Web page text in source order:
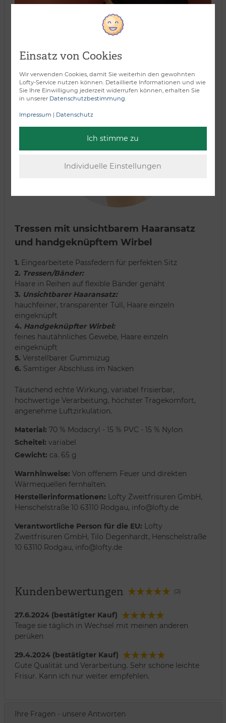
Tressen mit unsichtbarem Haaransatz
und handgeknüpftem Wirbel
1. Eingearbeitete Passfedern für perfekten Sitz
2. Tressen/Bänder:
Haare in Reihen auf flexible Bänder genäht
3. Unsichtbarer Haaransatz:
hauchfeiner, transparenter Tüll, Haare einzeln
eingeknüpft
4. Handgeknüpfter Wirbel:
feines hautähnliches Gewebe, Haare einzeln
eingeknüpft
5. Verstellbarer Gummizug
6. Samtiger Abschluss im Nacken
Täuschend echte Wirkung, variabel frisierbar,
hochwertige Verarbeitung, höchster Tragekomfort,
angenehme Luftzirkulation.
Material: 70 % Modacryl - 15 % PVC - 15 % Nylon
Scheitel: variabel
Gewicht: ca. 65 g
Warnhinweise: Von offenem Feuer und direkten
Wärmequellen fernhalten.
Herstellerinformationen: Lofty Zweitfrisuren GmbH,
Henschelstraße 10 63110 Rodgau, info@lofty.de
Verantwortliche Person für die EU: Lofty
Zweitfrisuren GmbH, Tilo Degenhardt, Henschelstraße
10 63110 Rodgau, info@lofty.de
Kundenbewertungen (2)
27.6.2024 (bestätigter Kauf)
Teage sie täglich in Wechsel mit meinen anderen
perüken
29.4.2024 (bestätigter Kauf)
Gute Qualität und Verarbeitung. Sehr schöne leichte
Frisur. Kann ich nur weiter empfehlen.
Ihre Fragen - unsere Antworten
Einsatz von Cookies
Wir verwenden Cookies, damit Sie weiterhin den gewohnten
Lofty-Service nutzen können. Detaillierte Informationen und wie
Sie Ihre Einwilligung jederzeit widerrufen können, erhalten Sie
in unserer Datenschutzbestimmung
Impressum | Datenschutz
Ich stimme zu